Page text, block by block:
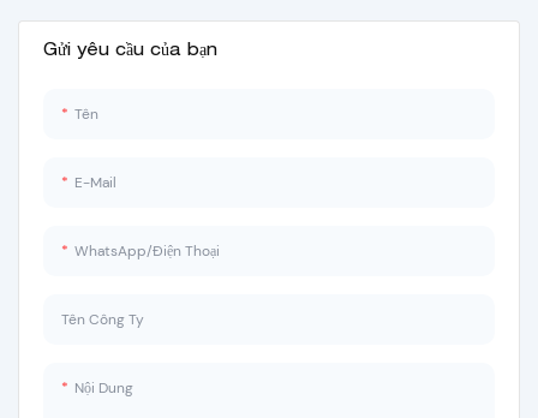
Gửi yêu cầu của bạn
Tên
E-Mail
WhatsApp/Điện Thoại
Tên Công Ty
Nội Dung
năng, làm nóng nhanh và kết quả
bị lý tưởng cho các cơ sở y tế và sức
cứu sinh học và công nghiệp thực
cụ thủy tinh, môi trường nuôi cấy